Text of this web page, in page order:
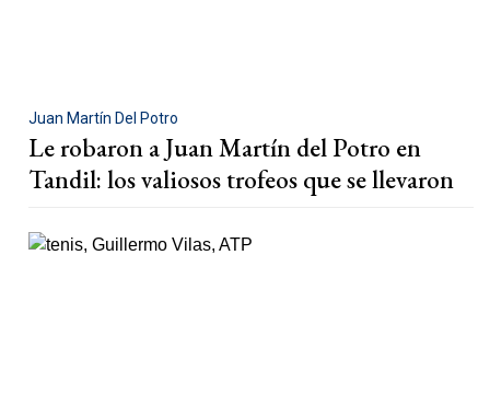
Juan Martín Del Potro
Le robaron a Juan Martín del Potro en
Tandil: los valiosos trofeos que se llevaron